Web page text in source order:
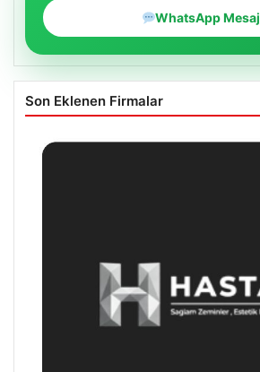
WhatsApp Mesaj
Son Eklenen Firmalar